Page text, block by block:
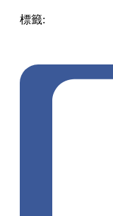
標籤: